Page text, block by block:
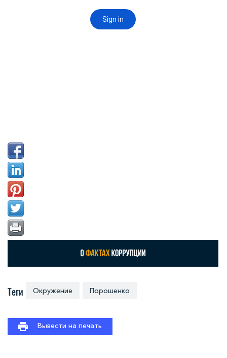
Теги Окружение Порошенко
Вывести на печать